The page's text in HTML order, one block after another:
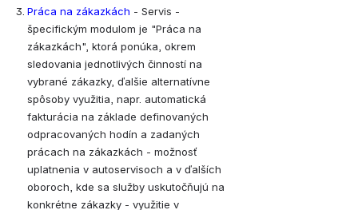
Práca na zákazkách - Servis -
špecifickým modulom je "Práca na
zákazkách", ktorá ponúka, okrem
sledovania jednotlivých činností na
vybrané zákazky, ďalšie alternatívne
spôsoby využitia, napr. automatická
fakturácia na základe definovaných
odpracovaných hodín a zadaných
prácach na zákazkách - možnosť
uplatnenia v autoservisoch a v ďalších
oboroch, kde sa služby uskutočňujú na
konkrétne zákazky - využitie v